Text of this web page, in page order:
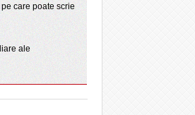
care poate scrie
ale